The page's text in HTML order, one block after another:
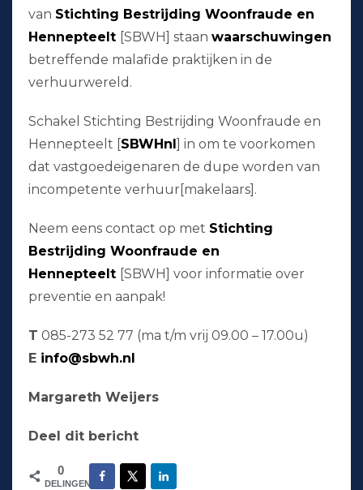
van Stichting Bestrijding Woonfraude en
Hennepteelt [SBWH] staan waarschuwingen
betreffende malafide praktijken in de
verhuurwereld.
Schakel Stichting Bestrijding Woonfraude en
Hennepteelt [SBWHnl] in om te voorkomen
dat vastgoedeigenaren de dupe worden van
incompetente verhuur[makelaars].
Neem eens contact op met Stichting
Bestrijding Woonfraude en
Hennepteelt [SBWH] voor informatie over
preventie en aanpak!
T 085-273 52 77 (ma t/m vrij 09.00 – 17.00u)
E info@sbwh.nl
Margareth Weijers
Deel dit bericht
0
DELINGEN